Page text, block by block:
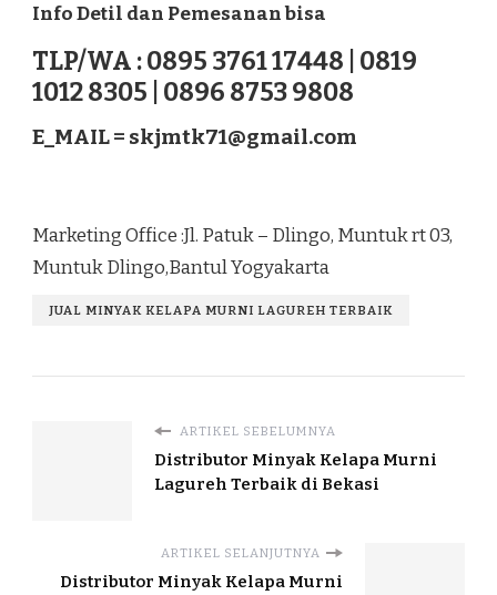
Info Detil dan Pemesanan bisa
TLP/WA : 0895 3761 17448 | 0819
1012 8305 | 0896 8753 9808
E_MAIL = skjmtk71@gmail.com
Marketing Office :Jl. Patuk – Dlingo, Muntuk rt 03,
Muntuk Dlingo,Bantul Yogyakarta
JUAL MINYAK KELAPA MURNI LAGUREH TERBAIK
ARTIKEL SEBELUMNYA
Distributor Minyak Kelapa Murni
Lagureh Terbaik di Bekasi
ARTIKEL SELANJUTNYA
Distributor Minyak Kelapa Murni